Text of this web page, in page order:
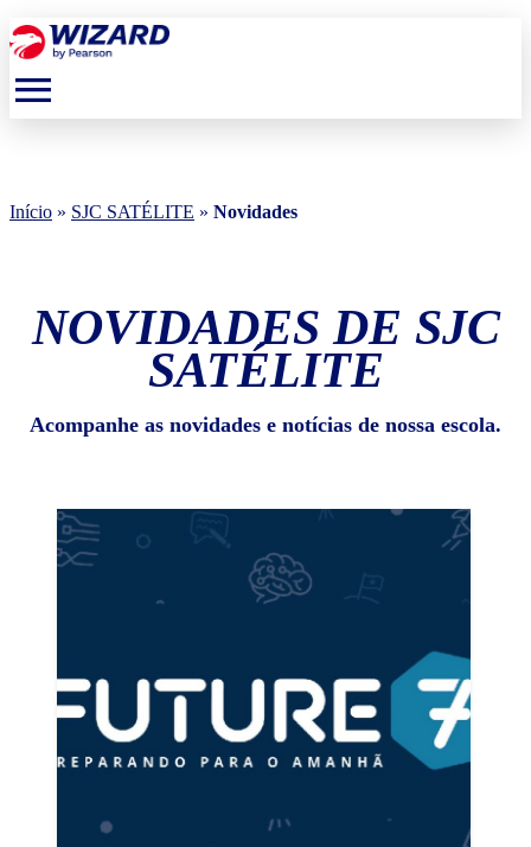
menu
Início » SJC SATÉLITE » Novidades
NOVIDADES DE SJC
SATÉLITE
Acompanhe as novidades e notícias de nossa escola.